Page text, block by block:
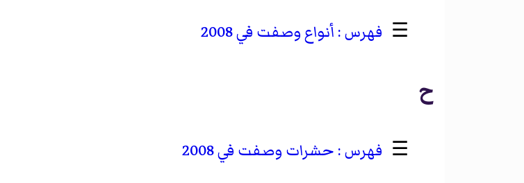
☰
أنواع وصفت في 2008
ح
☰
حشرات وصفت في 2008